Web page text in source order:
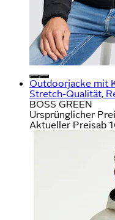
Outdoorjacke mit
Stretch-Qualität,
BOSS GREEN
Ursprünglicher
Aktueller Preisab